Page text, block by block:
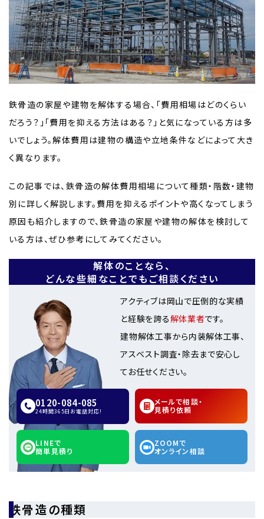
鉄骨造の家屋や建物を解体する場合、「費用相場はどのくらい
だろう？」「費用を抑える方法はある？」と気になっている方は多
いでしょう。解体費用は建物の構造や立地条件などによって大き
く異なります。
この記事では、鉄骨造の解体費用相場について種類・階数・建物
別に詳しく解説します。費用を抑えるポイントや高くなってしまう
原因も紹介しますので、鉄骨造の家屋や建物の解体を検討して
いる方は、ぜひ参考にしてみてください。
解体のことなら、
どんな些細なことでもご相談ください
アクティブは岡山で圧倒的な実績
と経験を誇る解体業者です。
建物解体工事から内装解体工事、
アスベスト調査・除去まで安心し
てお任せください。
0120-084-085
24時間365日お電話対応!
メールで相談・
見積り依頼
LINEで
簡単見積り
ZOOMで
オンライン相談
鉄骨造の種類